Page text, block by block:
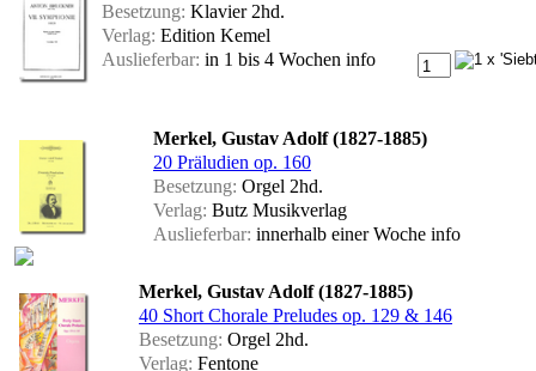
Besetzung: Klavier 2hd.
Verlag: Edition Kemel
Auslieferbar: in 1 bis 4 Wochen info
Merkel, Gustav Adolf (1827-1885)
20 Präludien op. 160
Besetzung: Orgel 2hd.
Verlag: Butz Musikverlag
Auslieferbar: innerhalb einer Woche info
Merkel, Gustav Adolf (1827-1885)
40 Short Chorale Preludes op. 129 & 146
Besetzung: Orgel 2hd.
Verlag: Fentone